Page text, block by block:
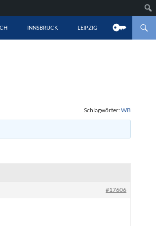
INNSBRUCK LEIPZIG
Schlagwörter:WB
#17606